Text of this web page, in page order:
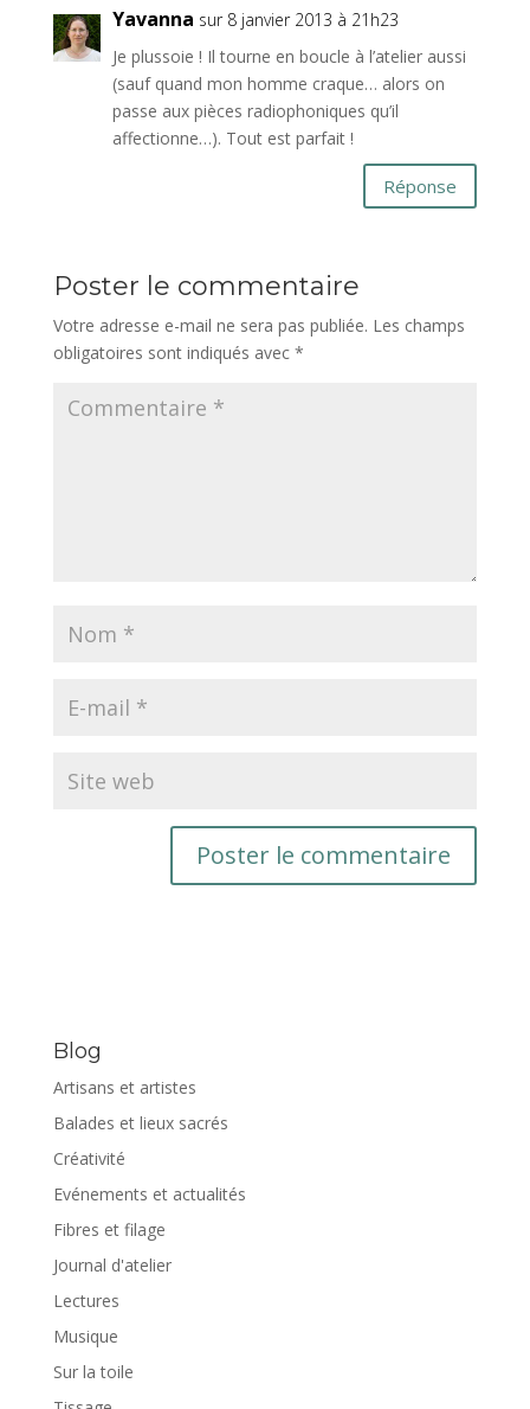
Yavanna sur 8 janvier 2013 à 21h23
Je plussoie ! Il tourne en boucle à l’atelier aussi
(sauf quand mon homme craque… alors on
passe aux pièces radiophoniques qu’il
affectionne…). Tout est parfait !
Réponse
Poster le commentaire
Votre adresse e-mail ne sera pas publiée. Les champs
obligatoires sont indiqués avec *
Blog
Artisans et artistes
Balades et lieux sacrés
Créativité
Evénements et actualités
Fibres et filage
Journal d'atelier
Lectures
Musique
Sur la toile